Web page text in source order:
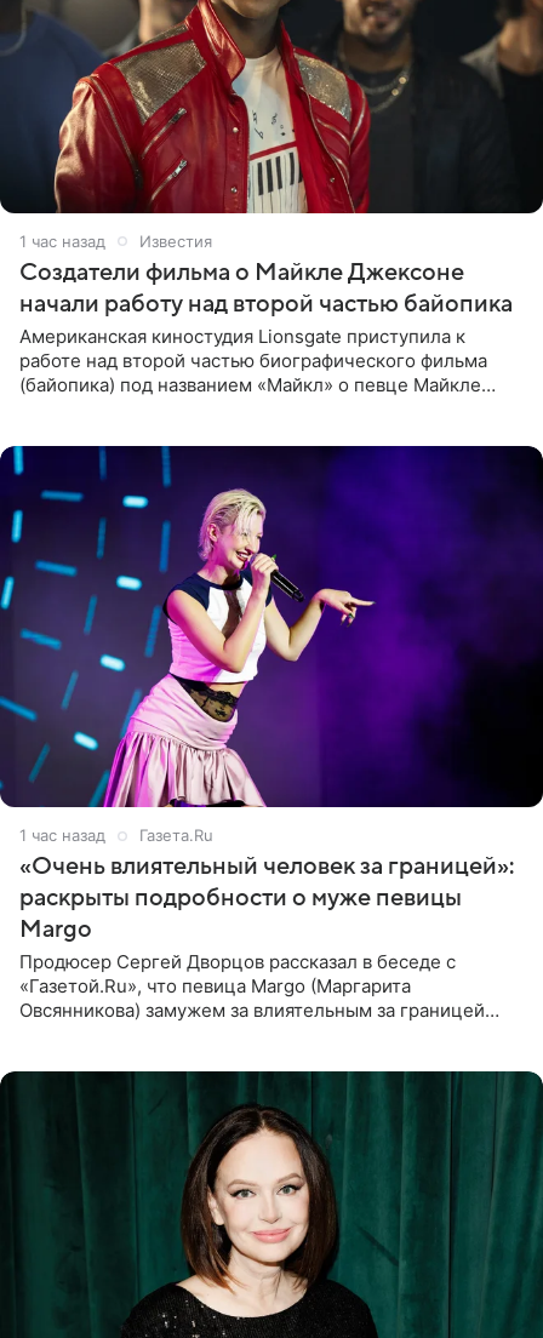
1 час назад Известия
Создатели фильма о Майкле Джексоне
начали работу над второй частью байопика
Американская киностудия Lionsgate приступила к
работе над второй частью биографического фильма
(байопика) под названием «Майкл» о певце Майкле
1 час назад Газета.Ru
«Очень влиятельный человек за границей»:
раскрыты подробности о муже певицы
Margo
Продюсер Сергей Дворцов рассказал в беседе с
«Газетой.Ru», что певица Margo (Маргарита
Овсянникова) замужем за влиятельным за границей